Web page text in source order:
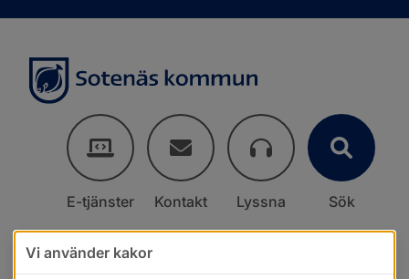
E-tjänster Kontakt Lyssna Sök
Vi använder kakor